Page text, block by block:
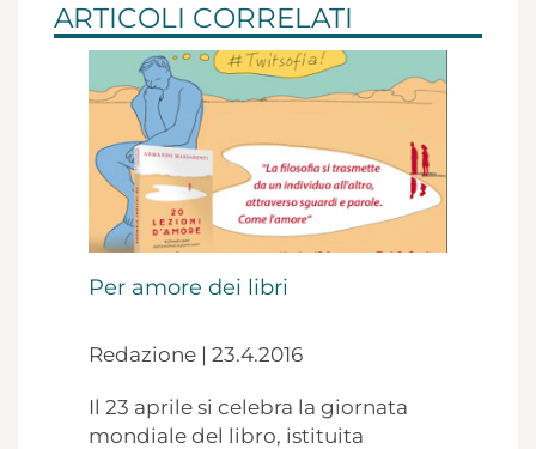
ARTICOLI CORRELATI
Per amore dei libri
Redazione | 23.4.2016
Il 23 aprile si celebra la giornata
mondiale del libro, istituita